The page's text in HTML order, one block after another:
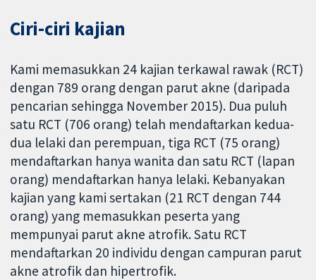
Ciri-ciri kajian
Kami memasukkan 24 kajian terkawal rawak (RCT)
dengan 789 orang dengan parut akne (daripada
pencarian sehingga November 2015). Dua puluh
satu RCT (706 orang) telah mendaftarkan kedua-
dua lelaki dan perempuan, tiga RCT (75 orang)
mendaftarkan hanya wanita dan satu RCT (lapan
orang) mendaftarkan hanya lelaki. Kebanyakan
kajian yang kami sertakan (21 RCT dengan 744
orang) yang memasukkan peserta yang
mempunyai parut akne atrofik. Satu RCT
mendaftarkan 20 individu dengan campuran parut
akne atrofik dan hipertrofik.